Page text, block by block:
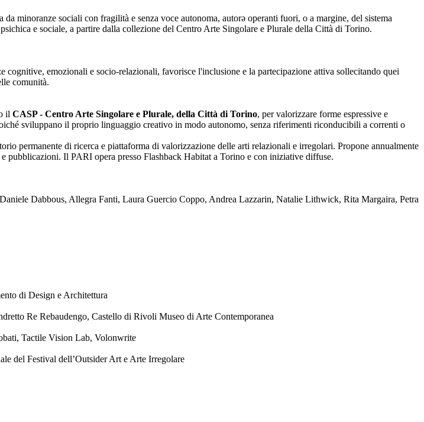
minoranze sociali con fragilità e senza voce autonoma, autorə operanti fuori, o a margine, del sistema
e sociale, a partire dalla collezione del Centro Arte Singolare e Plurale della Città di Torino.
emozionali e socio-relazionali, favorisce l'inclusione e la partecipazione attiva sollecitando quei
comunità.
il CASP - Centro Arte Singolare e Plurale, della Città di Torino, per valorizzare forme espressive e
sviluppano il proprio linguaggio creativo in modo autonomo, senza riferimenti riconducibili a correnti o
permanente di ricerca e piattaforma di valorizzazione delle arti relazionali e irregolari. Propone annualmente
pubblicazioni. Il PARI opera presso Flashback Habitat a Torino e con iniziative diffuse.
Dabbous, Allegra Fanti, Laura Guercio Coppo, Andrea Lazzarin, Natalie Lithwick, Rita Margaira, Petra
di Design e Architettura
Re Rebaudengo, Castello di Rivoli Museo di Arte Contemporanea
Tactile Vision Lab, Volonwrite
del Festival dell’Outsider Art e Arte Irregolare